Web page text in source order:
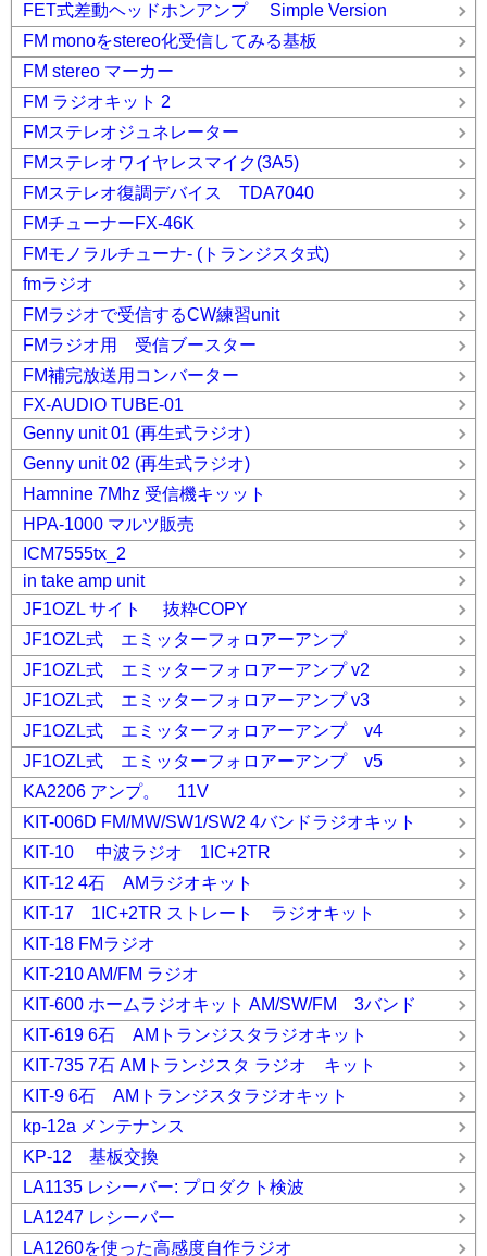
FET式差動ヘッドホンアンプ Simple Version
FM monoをstereo化受信してみる基板
FM stereo マーカー
FM ラジオキット 2
FMステレオジュネレーター
FMステレオワイヤレスマイク(3A5)
FMステレオ復調デバイス TDA7040
FMチューナーFX-46K
FMモノラルチューナ- (トランジスタ式)
fmラジオ
FMラジオで受信するCW練習unit
FMラジオ用 受信ブースター
FM補完放送用コンバーター
FX-AUDIO TUBE-01
Genny unit 01 (再生式ラジオ)
Genny unit 02 (再生式ラジオ)
Hamnine 7Mhz 受信機キッット
HPA-1000 マルツ販売
ICM7555tx_2
in take amp unit
JF1OZL サイト 抜粋COPY
JF1OZL式 エミッターフォロアーアンプ
JF1OZL式 エミッターフォロアーアンプ v2
JF1OZL式 エミッターフォロアーアンプ v3
JF1OZL式 エミッターフォロアーアンプ v4
JF1OZL式 エミッターフォロアーアンプ v5
KA2206 アンプ。 11V
KIT-006D FM/MW/SW1/SW2 4バンドラジオキット
KIT-10 中波ラジオ 1IC+2TR
KIT-12 4石 AMラジオキット
KIT-17 1IC+2TR ストレート ラジオキット
KIT-18 FMラジオ
KIT-210 AM/FM ラジオ
KIT-600 ホームラジオキット AM/SW/FM 3バンド
KIT-619 6石 AMトランジスタラジオキット
KIT-735 7石 AMトランジスタ ラジオ キット
KIT-9 6石 AMトランジスタラジオキット
kp-12a メンテナンス
KP-12 基板交換
LA1135 レシーバー: プロダクト検波
LA1247 レシーバー
LA1260を使った高感度自作ラジオ